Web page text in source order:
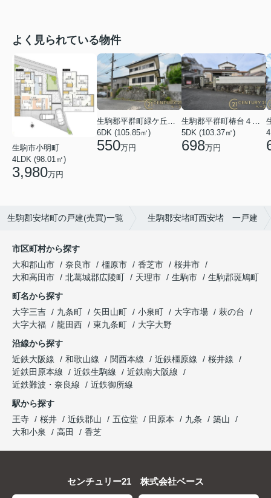
よく見られている物件
生駒市小明町
4LDK (98.01㎡)
3,980万円
6DK (105.85㎡)
550万円
5DK (103.37㎡)
698万円
生駒郡安堵町の戸建(売買)一覧 生駒郡安堵町西安堵 一戸建
市区町村から探す
大和郡山市
奈良市 橿原市 香芝市
桜井市
大和高田市
北葛城郡広陵町 天理市 生駒市
生駒郡斑鳩町
町名から探す
大字三吉
九条町 矢田山町 小泉町 大字市場
萩の台
大字大福
龍田西 東九条町
大字大野
沿線から探す
近鉄大阪線
和歌山線 関西本線 近鉄橿原線
桜井線
近鉄田原本線
近鉄生駒線
近鉄南大阪線
近鉄難波・奈良線
近鉄御所線
駅から探す
王寺
桜井 近鉄郡山 五位堂 田原本 九条
築山
大和小泉
高田 香芝
センチュリー21 株式会社ベース